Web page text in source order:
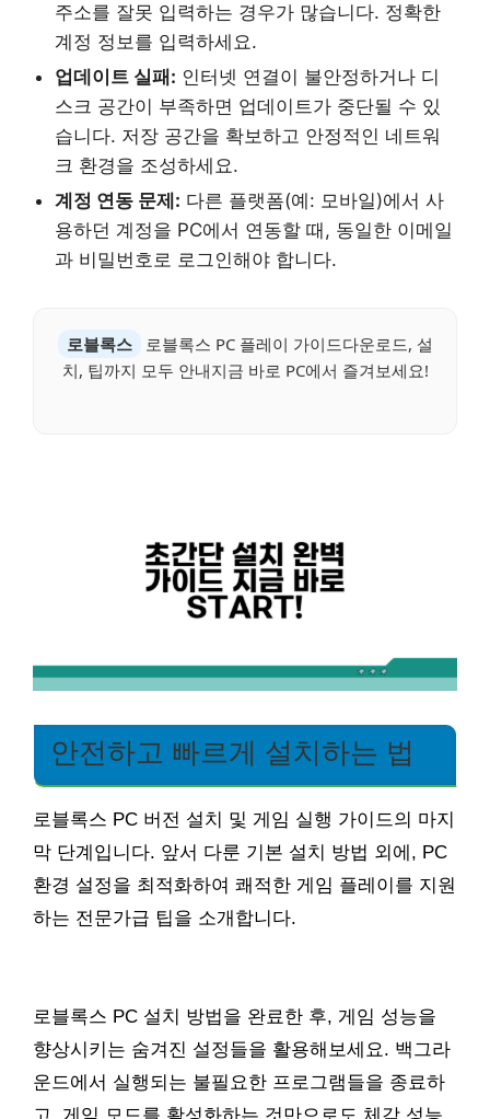
주소를 잘못 입력하는 경우가 많습니다. 정확한
계정 정보를 입력하세요.
업데이트 실패: 인터넷 연결이 불안정하거나 디
스크 공간이 부족하면 업데이트가 중단될 수 있
습니다. 저장 공간을 확보하고 안정적인 네트워
크 환경을 조성하세요.
계정 연동 문제: 다른 플랫폼(예: 모바일)에서 사
용하던 계정을 PC에서 연동할 때, 동일한 이메일
과 비밀번호로 로그인해야 합니다.
로블록스
로블록스 PC 플레이 가이드다운로드, 설
치, 팁까지 모두 안내지금 바로 PC에서 즐겨보세요!
안전하고 빠르게 설치하는 법
로블록스 PC 버전 설치 및 게임 실행 가이드의 마지
막 단계입니다. 앞서 다룬 기본 설치 방법 외에, PC
환경 설정을 최적화하여 쾌적한 게임 플레이를 지원
하는 전문가급 팁을 소개합니다.
로블록스 PC 설치 방법을 완료한 후, 게임 성능을
향상시키는 숨겨진 설정들을 활용해보세요. 백그라
운드에서 실행되는 불필요한 프로그램들을 종료하